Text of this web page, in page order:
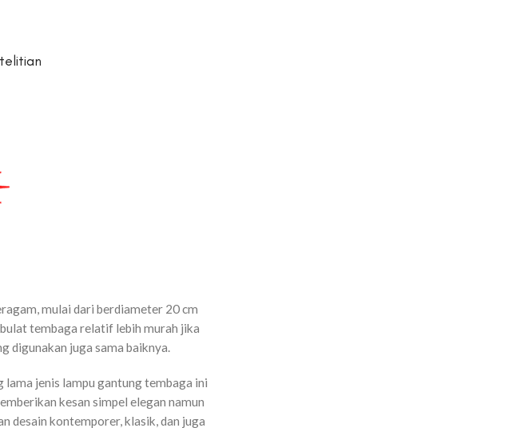
mulai dari berdiameter 20 cm
tembaga relatif lebih murah jika
digunakan juga sama baiknya.
jenis lampu gantung tembaga ini
kesan simpel elegan namun
desain kontemporer, klasik, dan juga